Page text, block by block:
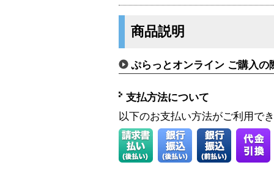
商品説明
ぷらっとオンライン ご購入の
支払方法について
以下のお支払い方法がご利用で